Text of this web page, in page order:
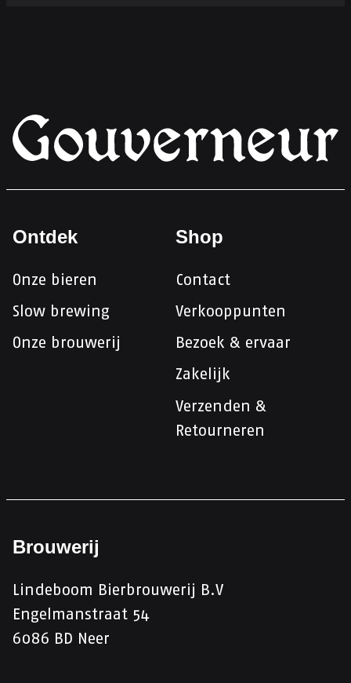
Ontdek
Onze bieren
Slow brewing
Onze brouwerij
Shop
Contact
Verkooppunten
Bezoek & ervaar
Zakelijk
Verzenden &
Retourneren
Brouwerij
Lindeboom Bierbrouwerij B.V
Engelmanstraat 54
6086 BD Neer